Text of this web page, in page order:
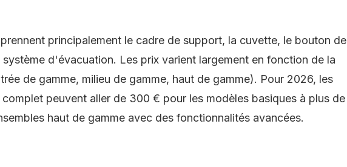
principalement le cadre de support, la cuvette, le bouton de
d'évacuation. Les prix varient largement en fonction de la
de gamme, milieu de gamme, haut de gamme). Pour 2026, les
peuvent aller de 300 € pour les modèles basiques à plus de
haut de gamme avec des fonctionnalités avancées.